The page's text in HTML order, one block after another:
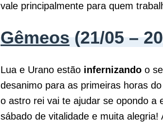
vale principalmente para quem
Gêmeos(21/05 –
Lua e Urano estão infernizando o
desanimo para as primeiras horas
o astro rei vai te ajudar se opondo a
sábado de vitalidade e muita